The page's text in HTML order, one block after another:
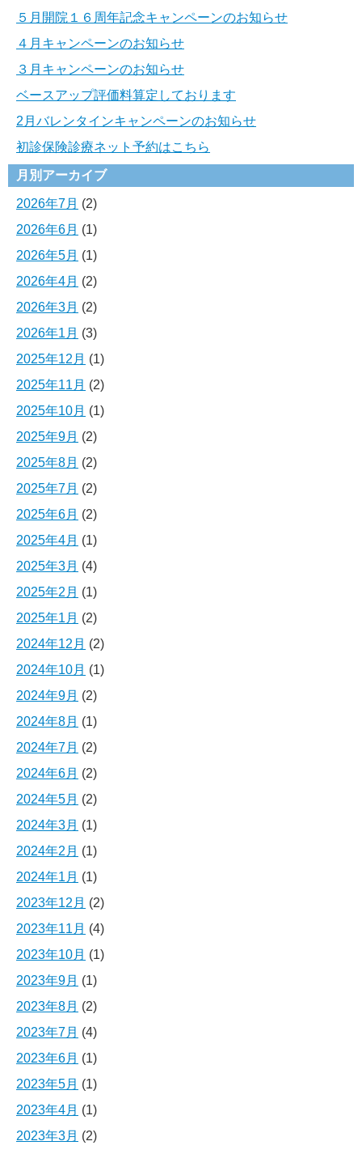
５月開院１６周年記念キャンペーンのお知らせ
４月キャンペーンのお知らせ
３月キャンペーンのお知らせ
ベースアップ評価料算定しております
2月バレンタインキャンペーンのお知らせ
初診保険診療ネット予約はこちら
月別アーカイブ
2026年7月 (2)
2026年6月 (1)
2026年5月 (1)
2026年4月 (2)
2026年3月 (2)
2026年1月 (3)
2025年12月 (1)
2025年11月 (2)
2025年10月 (1)
2025年9月 (2)
2025年8月 (2)
2025年7月 (2)
2025年6月 (2)
2025年4月 (1)
2025年3月 (4)
2025年2月 (1)
2025年1月 (2)
2024年12月 (2)
2024年10月 (1)
2024年9月 (2)
2024年8月 (1)
2024年7月 (2)
2024年6月 (2)
2024年5月 (2)
2024年3月 (1)
2024年2月 (1)
2024年1月 (1)
2023年12月 (2)
2023年11月 (4)
2023年10月 (1)
2023年9月 (1)
2023年8月 (2)
2023年7月 (4)
2023年6月 (1)
2023年5月 (1)
2023年4月 (1)
2023年3月 (2)